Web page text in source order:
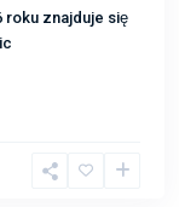
roku znajduje się